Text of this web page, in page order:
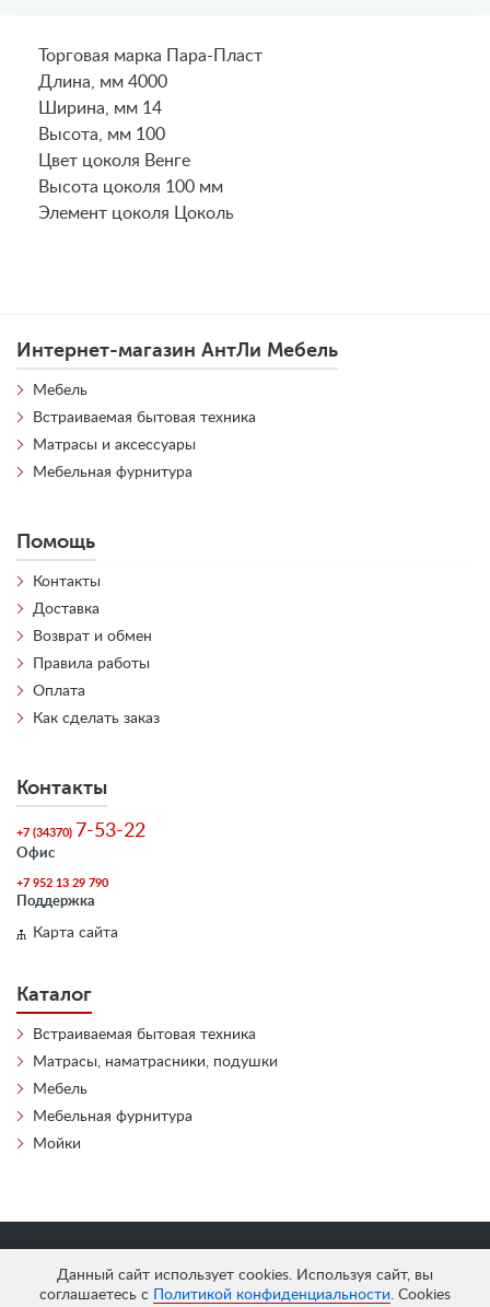
Данный сайт использует cookies. Используя сайт, вы
соглашаетесь с
Политикой конфиденциальности. Cookies
Торговая марка Пара-Пласт
Длина, мм 4000
Ширина, мм 14
Высота, мм 100
Цвет цоколя Венге
Высота цоколя 100 мм
Элемент цоколя Цоколь
Интернет-магазин АнтЛи Мебель
Мебель
Встраиваемая бытовая техника
Матрасы и аксессуары
Мебельная фурнитура
Помощь
Контакты
Доставка
Возврат и обмен
Правила работы
Оплата
Как сделать заказ
Контакты
+7 (34370) 7-53-22
Офис
+7 952 13 29 790
Поддержка
Карта сайта
Каталог
Встраиваемая бытовая техника
Матрасы, наматрасники, подушки
Мебель
Мебельная фурнитура
Мойки